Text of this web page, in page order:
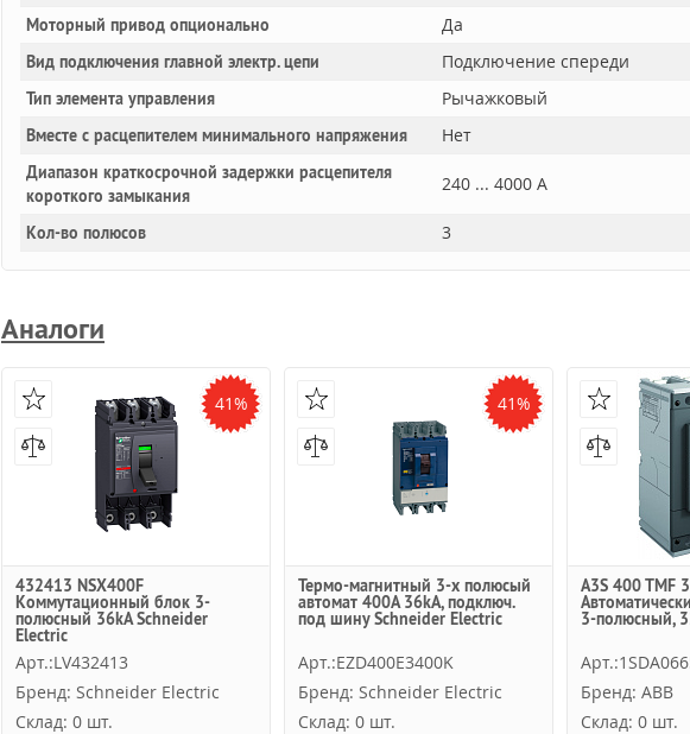
Моторный привод опционально Да
Вид подключения главной электр. цепи Подключение спереди
Тип элемента управления Рычажковый
Вместе с расцепителем минимального напряжения Нет
Диапазон краткосрочной задержки расцепителя
короткого замыкания
240 ... 4000 А
Кол-во полюсов 3
Аналоги
41%
432413 NSX400F
Коммутационный блок 3-
полюсный 36kA Schneider
Electric
Арт.:LV432413
Бренд: Schneider Electric
Склад: 0 шт.
41%
Термо-магнитный 3-х полюсый
автомат 400А 36kA, подключ.
под шину Schneider Electric
Арт.:EZD400E3400K
Бренд: Schneider Electric
Склад: 0 шт.
A3S 400 TMF
3-полюсный,
Бренд: ABB
Склад: 0 шт.